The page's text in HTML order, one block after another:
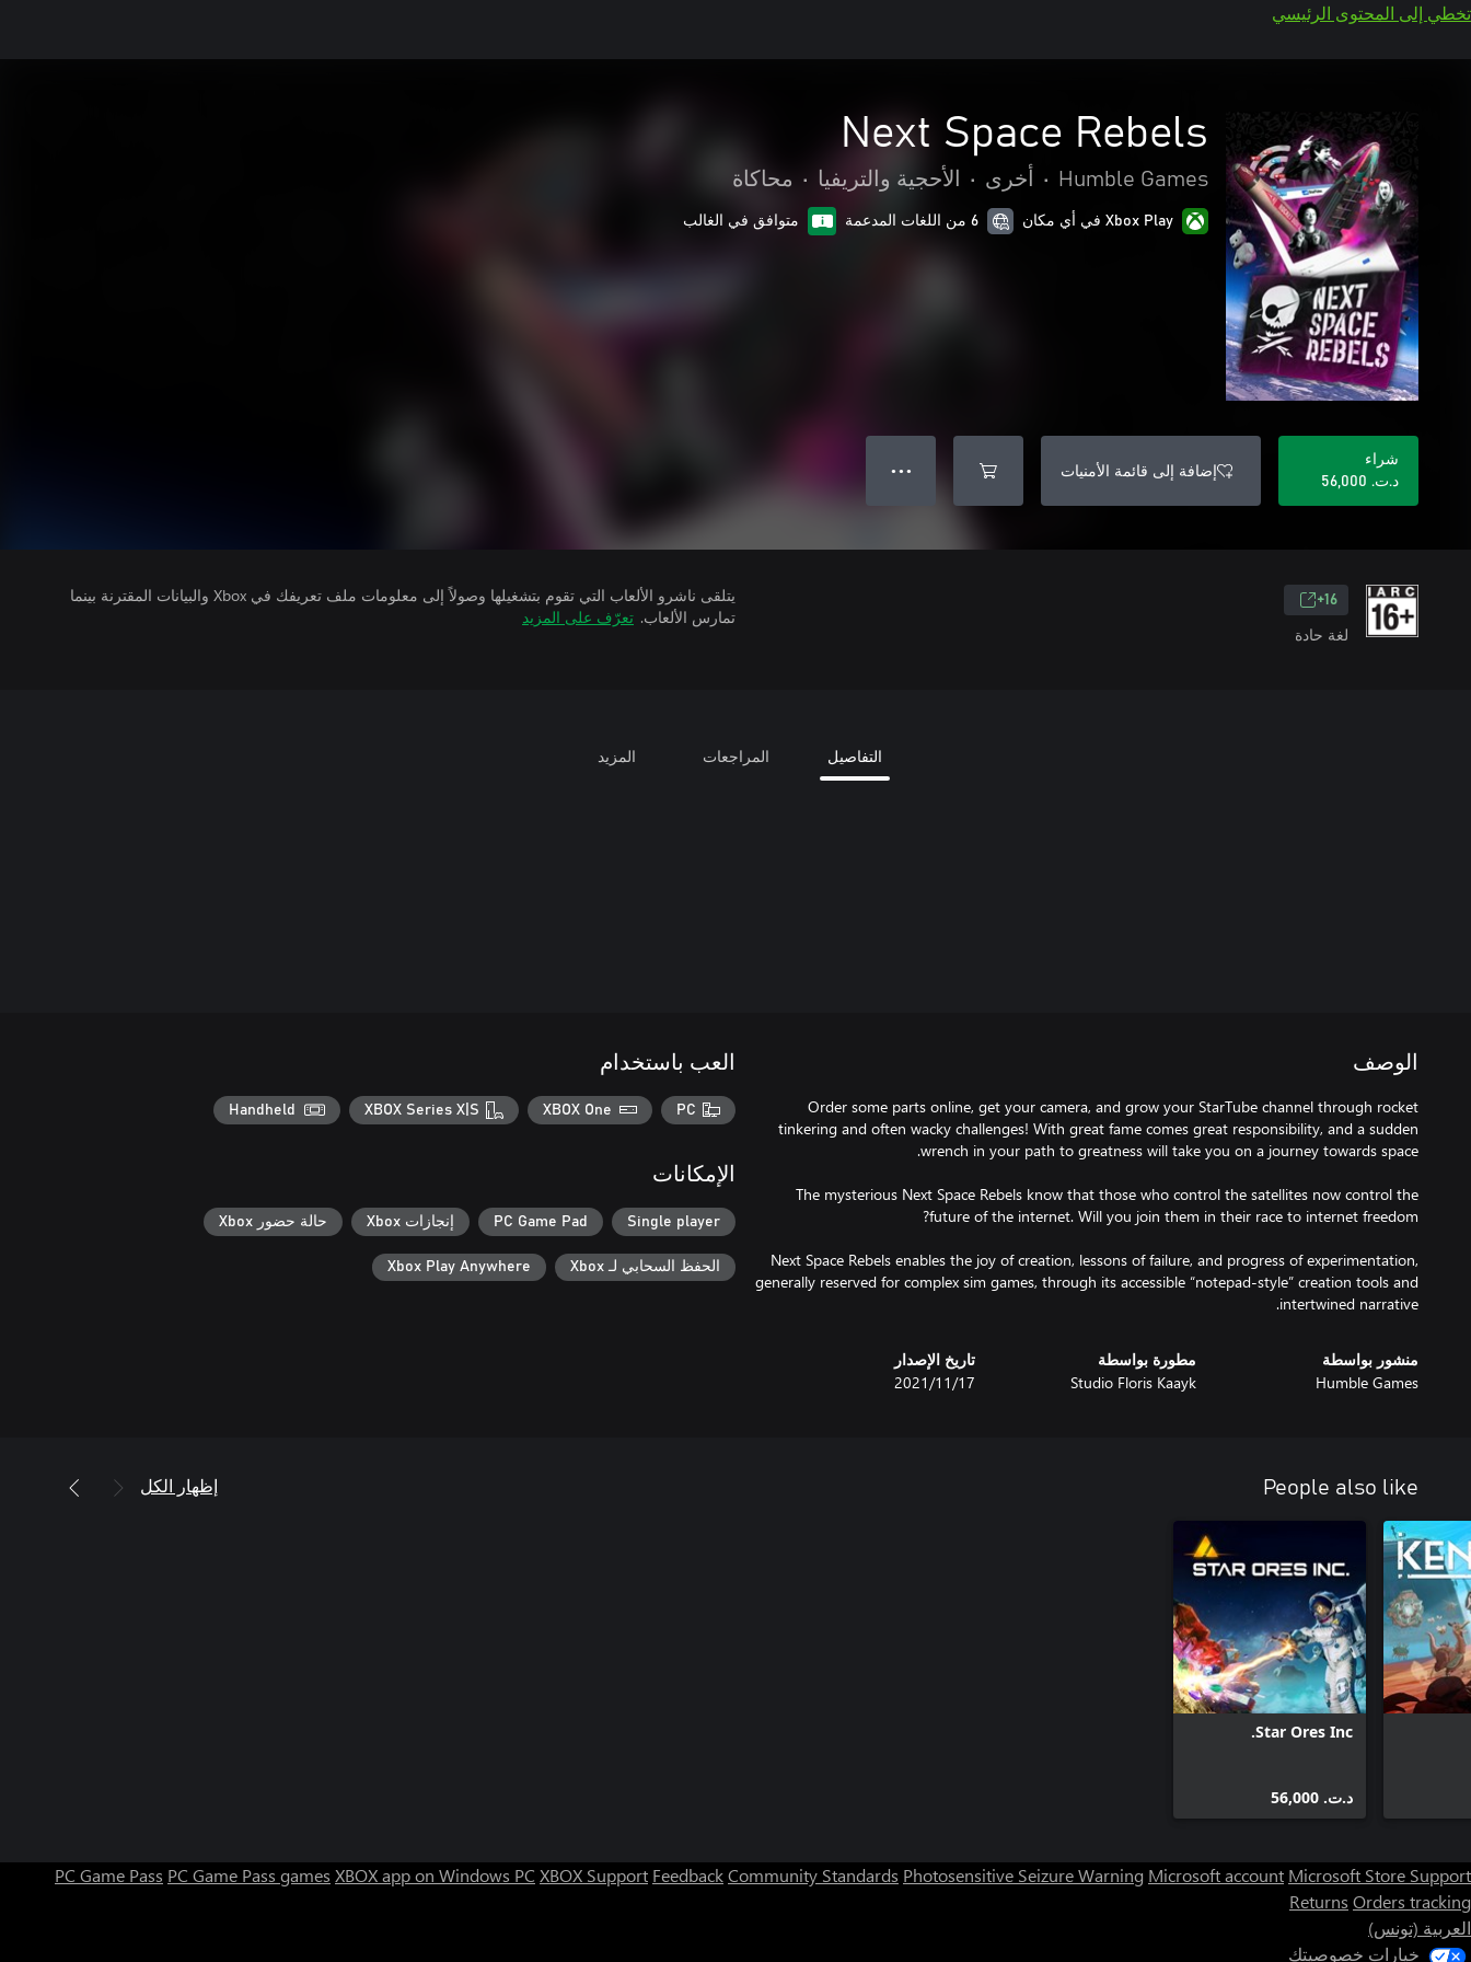
تخطي إلى المحتوى الرئيسي
Next Space Rebels
Humble Games
• أخرى • الأحجية والتريفيا • محاكاة
Xbox Play في أي مكان 6 من اللغات المدعمة متوافق في الغالب
شراء
د.ت.‏ 56,000
إضافة إلى قائمة الأمنيات ● ● ●
16+
لغة حادة
يتلقى ناشرو الألعاب التي تقوم بتشغيلها وصولاً إلى معلومات ملف تعريفك في Xbox والبيانات المقترنة بينما
تمارس الألعاب. تعرّف على المزيد
التفاصيل المراجعات المزيد
الوصف
Order some parts online, get your camera, and grow your StarTube channel through rocket
tinkering and often wacky challenges! With great fame comes great responsibility, and a sudden
The mysterious Next Space Rebels know that those who control the satellites now control the
Next Space Rebels enables the joy of creation, lessons of failure, and progress of experimentation,
generally reserved for complex sim games, through its accessible “notepad-style” creation tools and
intertwined narrative.
منشور بواسطة
Humble Games
مطورة بواسطة
Studio Floris Kaayk
تاريخ الإصدار
17‏/11‏/2021
العب باستخدام
PC
XBOX One
XBOX Series X|S
Handheld
الإمكانات
Single player
PC Game Pad إنجازات Xbox حالة حضور Xbox
الحفظ السحابي لـ Xbox Xbox Play Anywhere
People also like إظهار الكل
Star Ores Inc.
د.ت.‏ 56,000
PC Game Pass PC Game Pass games XBOX app on Windows PC XBOX Support FeedbackCommunity Standards Photosensitive Seizure Warning Microsoft account Microsoft Store Support
Returns Orders tracking
العربية (تونس)
خيارات خصوصيتك